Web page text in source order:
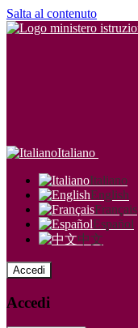
Salta al contenuto
Italiano
Italiano
English
Français
Español
中文
Accedi
Accedi